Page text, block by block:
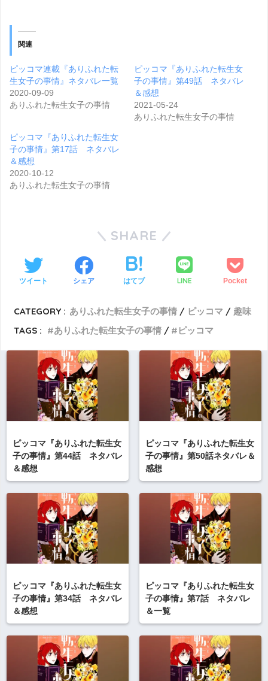
関連
ピッコマ連載『ありふれた転
生女子の事情』ネタバレ一覧
2020-09-09
ありふれた転生女子の事情
ピッコマ『ありふれた転生女
子の事情』第49話 ネタバレ
＆感想
2021-05-24
ありふれた転生女子の事情
ピッコマ『ありふれた転生女
子の事情』第17話 ネタバレ
＆感想
2020-10-12
ありふれた転生女子の事情
SHARE
ツイート シェア はてブ LINE Pocket
CATEGORY : ありふれた転生女子の事情 ピッコマ
趣味
TAGS :
ありふれた転生女子の事情 ピッコマ
ピッコマ『ありふれた転生女
子の事情』第44話 ネタバレ
＆感想
ピッコマ『ありふれた転生女
子の事情』第50話ネタバレ＆
感想
ピッコマ『ありふれた転生女
子の事情』第34話 ネタバレ
＆感想
ピッコマ『ありふれた転生女
子の事情』第7話 ネタバレ
＆一覧